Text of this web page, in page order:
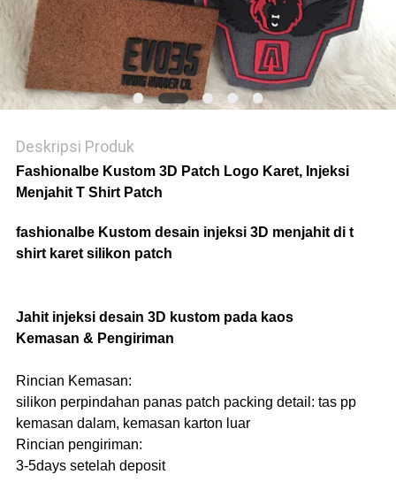
PRIVASI
Deskripsi Produk
Fashionalbe Kustom 3D Patch Logo Karet, Injeksi
Menjahit T Shirt Patch
fashionalbe Kustom desain injeksi 3D menjahit di t
shirt karet silikon patch
Jahit injeksi desain 3D kustom pada kaos
Kemasan & Pengiriman
Rincian Kemasan:
silikon perpindahan panas patch packing detail: tas pp
kemasan dalam, kemasan karton luar
Rincian pengiriman:
3-5days setelah deposit